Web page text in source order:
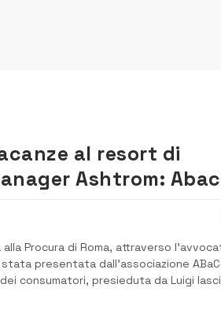
al resort di
Ashtrom:
querela
Procura di Roma, attraverso
presentata dall’associazione
consumatori, presieduta da Luigi
del Gruppo israeliano Ashtrom sul
apprende da una nota dell’associazione